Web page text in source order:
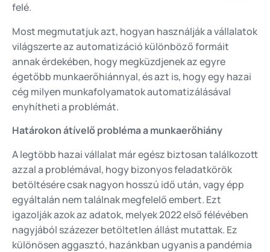
felé.
Most megmutatjuk azt, hogyan használják a vállalatok
világszerte az automatizáció különböző formáit
annak érdekében, hogy megküzdjenek az egyre
égetőbb munkaerőhiánnyal, és azt is, hogy egy hazai
cég milyen munkafolyamatok automatizálásával
enyhítheti a problémát.
Határokon átívelő probléma a munkaerőhiány
A legtöbb hazai vállalat már egész biztosan találkozott
azzal a problémával, hogy bizonyos feladatkörök
betöltésére csak nagyon hosszú idő után, vagy épp
egyáltalán nem találnak megfelelő embert. Ezt
igazoljákazok az adatok, melyek 2022 első félévében
nagyjából százezer betöltetlen állást mutattak. Ez
különösen aggasztó, hazánkban ugyanis a pandémia